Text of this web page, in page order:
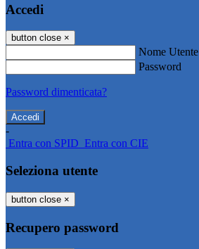
Accedi
button close ×
Nome Utente
Password
Password dimenticata?
-
Entra con SPID Entra con CIE
Seleziona utente
button close ×
Recupero password